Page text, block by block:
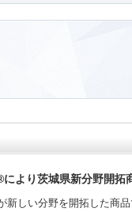
より茨城県新分野開拓
新しい分野を開拓した商